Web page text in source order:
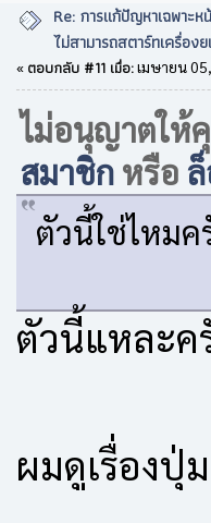
Re: การแก้ปัญหาเฉพาะ
ไม่สามารถสตาร์ทเครื่อง
« ตอบกลับ #11 เมื่อ:เมษายน
ไม่อนุญาตให้
สมาชิก หรือ
ตัวนี้ใช่ไหม
ตัวนี้แหละค
ผมดูเรื่องปุ่